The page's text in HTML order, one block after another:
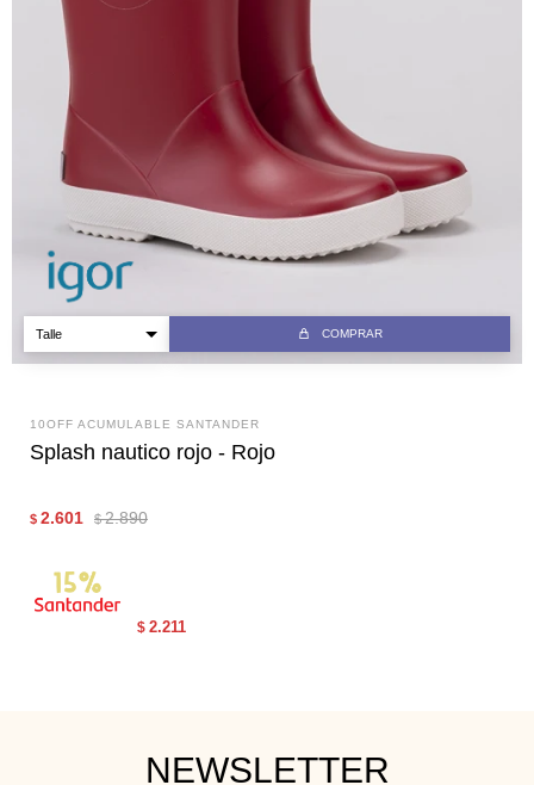
COMPRAR
10OFF ACUMULABLE SANTANDER
Splash nautico rojo - Rojo
$ 2.601 $ 2.890
$ 2.211
NEWSLETTER